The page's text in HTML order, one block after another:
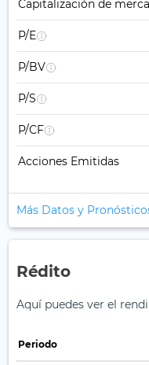
Capitalización de
P/E
P/BV
P/S
P/CF
Acciones Emitidas
Más Datos y
Rédito
Aquí puedes ver el
Periodo